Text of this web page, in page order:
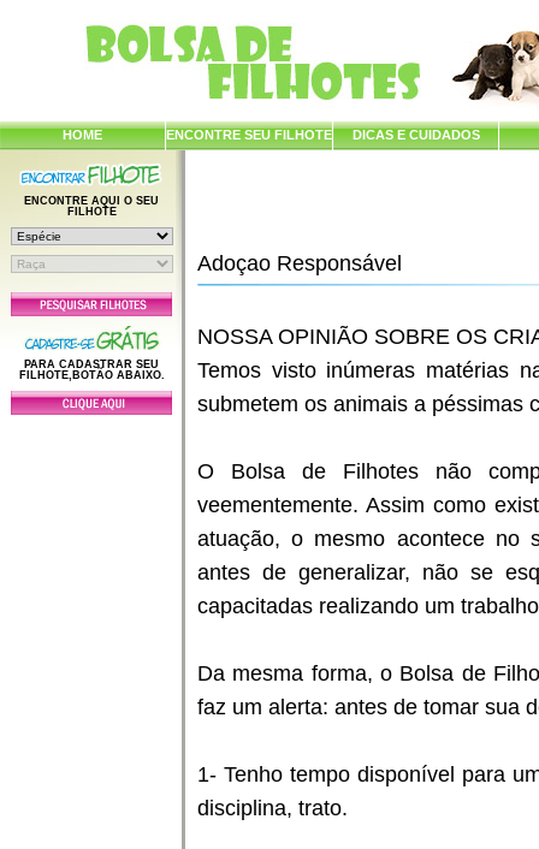
HOME ENCONTRE SEU FILHOTE DICAS E CUIDADOS
ENCONTRE AQUI O SEU
FILHOTE
PARA CADASTRAR SEU
FILHOTE,BOTÃO ABAIXO.
Adoçao Responsável
NOSSA OPINIÃO SOBRE OS
Temos visto inúmeras matérias
submetem os animais a péssimas
O Bolsa de Filhotes não
veementemente. Assim como
atuação, o mesmo acontece no
antes de generalizar, não se
capacitadas realizando um
Da mesma forma, o Bolsa de
faz um alerta: antes de tomar sua
1- Tenho tempo disponível para
disciplina, trato.